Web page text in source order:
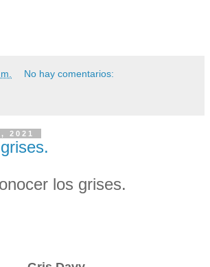
No hay comentarios:
2021
los grises.